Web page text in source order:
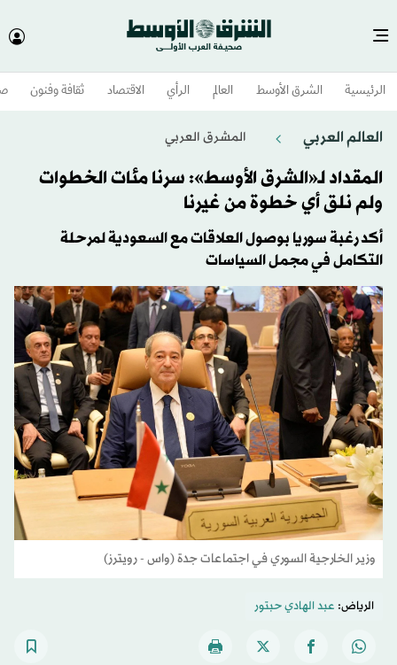
الرئيسية الشرق الأوسط​ العالم الرأي الاقتصاد ثقافة وفنون
العالم العربي المشرق العربي
المقداد لـ«الشرق الأوسط»: سرنا مئات الخطوات
ولم نلق أي خطوة من غيرنا
أكد رغبة سوريا بوصول العلاقات مع السعودية لمرحلة
التكامل في مجمل السياسات
وزير الخارجية السوري في اجتماعات جدة (واس - رويترز)
الرياض: عبد الهادي حبتور